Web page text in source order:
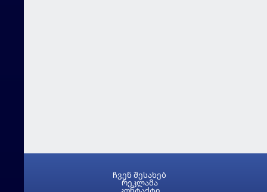
ჩვენ შესახებ
რეკლამა